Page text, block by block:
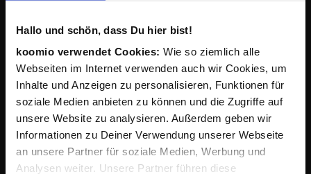
Hallo und schön, dass Du hier bist!
koomio verwendet Cookies: Wie so ziemlich alle
Webseiten im Internet verwenden auch wir Cookies, um
Inhalte und Anzeigen zu personalisieren, Funktionen für
soziale Medien anbieten zu können und die Zugriffe auf
unsere Website zu analysieren. Außerdem geben wir
Informationen zu Deiner Verwendung unserer Webseite
an unsere Partner für soziale Medien, Werbung und
Analysen weiter. Unsere Partner führen diese
koomio für Unternehmen
Ihr Geschäft und Ihre Angebote bei koomio?
Melden Sie sich kostenlos an!
Über uns |Jobs | Presse|Regional helfen
© koomio.com - Angebote in Deiner Nähe